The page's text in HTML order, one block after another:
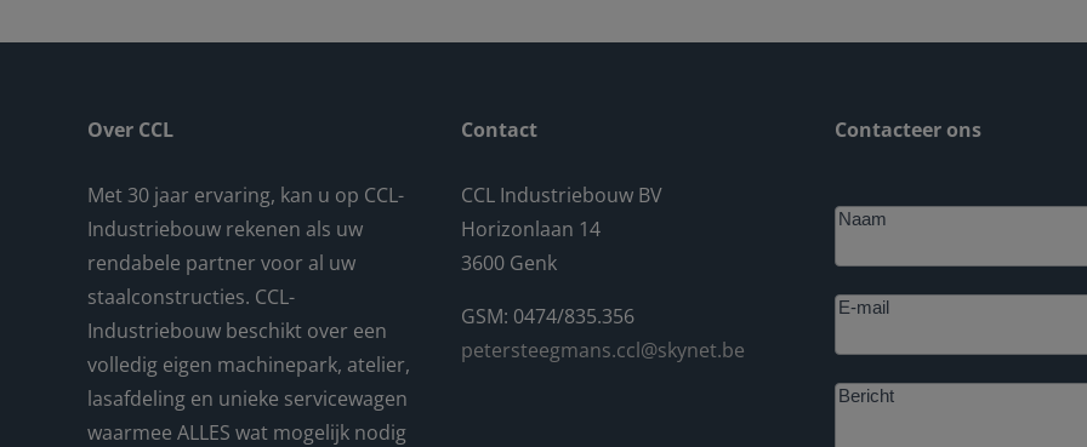
Over CCL
Met 30 jaar ervaring, kan u op CCL-
Industriebouw rekenen als uw
rendabele partner voor al uw
staalconstructies. CCL-
Industriebouw beschikt over een
volledig eigen machinepark, atelier,
lasafdeling en unieke servicewagen
waarmee ALLES wat mogelijk nodig
Contact
CCL Industriebouw BV
Horizonlaan 14
3600 Genk
GSM: 0474/835.356
petersteegmans.ccl@skynet.be
Contacteer ons
Naam
E-mail
Bericht